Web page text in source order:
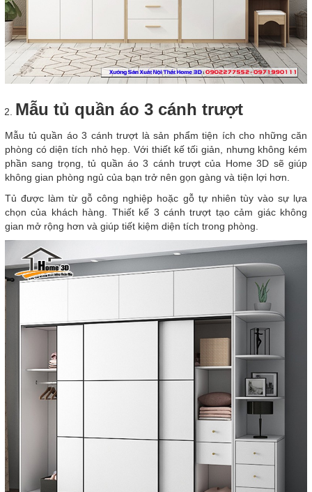
Mẫu tủ quần áo 3 cánh trượt
Mẫu tủ quần áo 3 cánh trượt là sản phẩm tiện ích cho những căn
phòng có diện tích nhỏ hẹp. Với thiết kế tối giản, nhưng không kém
phần sang trọng, tủ quần áo 3 cánh trượt của Home 3D sẽ giúp
không gian phòng ngủ của bạn trở nên gọn gàng và tiện lợi hơn.
Tủ được làm từ gỗ công nghiệp hoặc gỗ tự nhiên tùy vào sự lựa
chọn của khách hàng. Thiết kế 3 cánh trượt tạo cảm giác không
gian mở rộng hơn và giúp tiết kiệm diện tích trong phòng.